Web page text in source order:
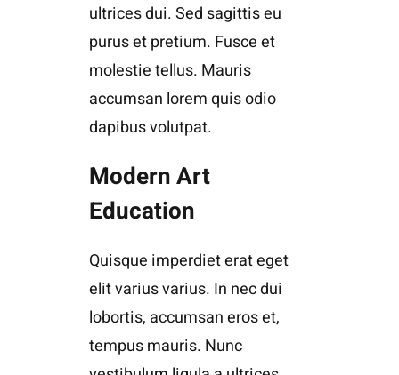
ultrices dui. Sed sagittis eu
purus et pretium. Fusce et
molestie tellus. Mauris
accumsan lorem quis odio
dapibus volutpat.
Modern Art
Education
Quisque imperdiet erat eget
elit varius varius. In nec dui
lobortis, accumsan eros et,
tempus mauris. Nunc